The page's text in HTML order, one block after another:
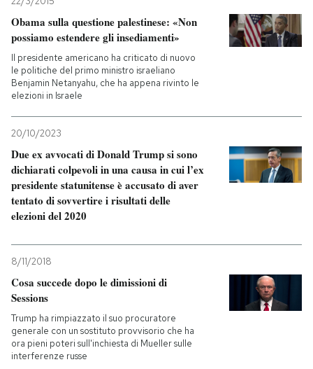
Obama sulla questione palestinese: «Non
possiamo estendere gli insediamenti»
Il presidente americano ha criticato di nuovo
le politiche del primo ministro israeliano
Benjamin Netanyahu, che ha appena rivinto le
elezioni in Israele
20/10/2023
Due ex avvocati di Donald Trump si sono
dichiarati colpevoli in una causa in cui l’ex
presidente statunitense è accusato di aver
tentato di sovvertire i risultati delle
elezioni del 2020
8/11/2018
Cosa succede dopo le dimissioni di
Sessions
Trump ha rimpiazzato il suo procuratore
generale con un sostituto provvisorio che ha
ora pieni poteri sull'inchiesta di Mueller sulle
interferenze russe